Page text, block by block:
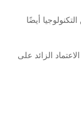
أيضًا
الزائد على